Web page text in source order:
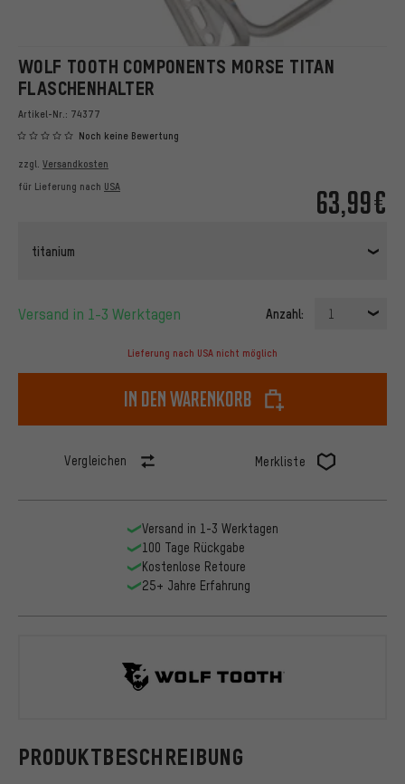
WOLF TOOTH COMPONENTS MORSE TITAN
FLASCHENHALTER
Artikel-Nr.: 74377
Noch keine Bewertung
63,99€
zzgl. Versandkosten
für Lieferung nach USA
titanium
Versand in 1-3 Werktagen Anzahl: 1
Lieferung nach USA nicht möglich
In den Warenkorb
Vergleichen Merkliste
PRODUKTBESCHREIBUNG
Versand in 1-3 Werktagen
100 Tage Rückgabe
Kostenlose Retoure
25+ Jahre Erfahrung